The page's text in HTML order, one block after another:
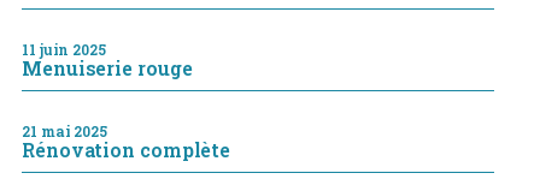
11 juin 2025
Menuiserie rouge
21 mai 2025
Rénovation complète